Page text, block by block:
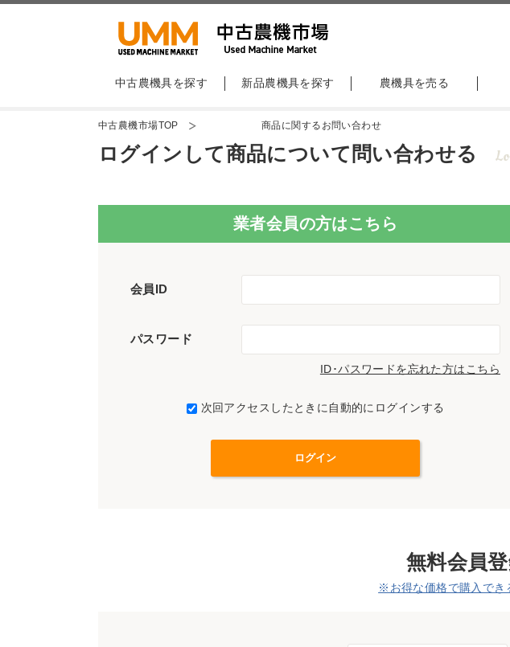
中古農機具を探す 新品農機具を探す 農機具を売る
中古農機市場TOP 商品に関するお問い合わせ
ログインして商品について問い合わせる
業者会員の方はこちら
会員ID
パスワード
ID･パスワードを忘れた方はこちら
次回アクセスしたときに自動的にログインする
無料会員
※お得な価格で購入でき